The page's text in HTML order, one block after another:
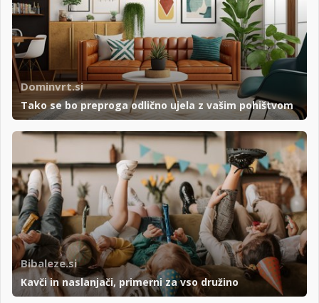
Dominvrt.si
Tako se bo preproga odlično ujela z vašim pohištvom
Bibaleze.si
Kavči in naslanjači, primerni za vso družino